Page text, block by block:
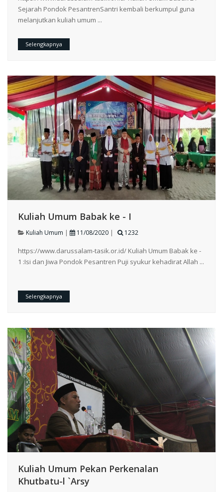
Sejarah Pondok PesantrenSantri kembali berkumpul guna
melanjutkan kuliah umum ...
Selengkapnya
Kuliah Umum Babak ke - I
Kuliah Umum | 11/08/2020 | 1232
https://www.darussalam-tasik.or.id/ Kuliah Umum Babak ke -
1 :Isi dan Jiwa Pondok Pesantren Puji syukur kehadirat Allah ...
Selengkapnya
Kuliah Umum Pekan Perkenalan
Khutbatu-l `Arsy